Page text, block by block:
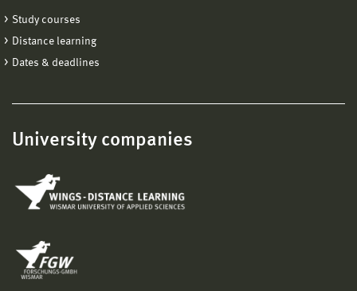
Study courses
Distance learning
Dates & deadlines
University companies